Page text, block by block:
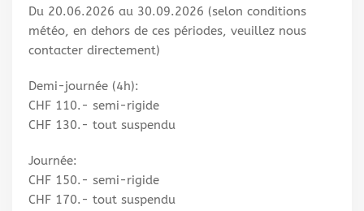
Du 20.06.2026 au 30.09.2026 (selon conditions
météo, en dehors de ces périodes, veuillez nous
contacter directement)
Demi-journée (4h):
CHF 110.- semi-rigide
CHF 130.- tout suspendu
Journée:
CHF 150.- semi-rigide
CHF 170.- tout suspendu